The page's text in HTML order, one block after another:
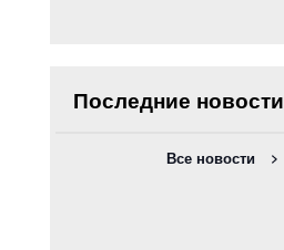
Последние новости
Все новости